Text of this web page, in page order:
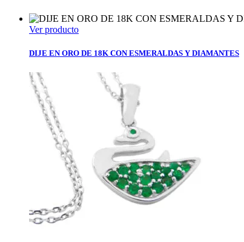
Ver producto
DIJE EN ORO DE 18K CON ESMERALDAS Y DIAMANTES